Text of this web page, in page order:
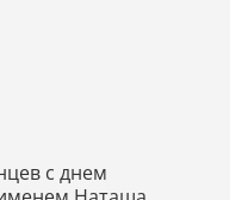
с днем